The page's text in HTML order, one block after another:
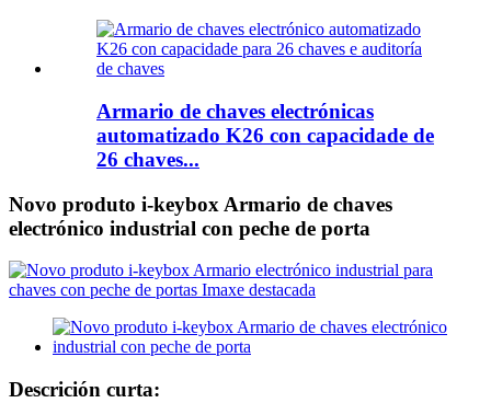
Armario de chaves electrónicas
automatizado K26 con capacidade de
26 chaves...
Novo produto i-keybox Armario de chaves
electrónico industrial con peche de porta
Descrición curta: